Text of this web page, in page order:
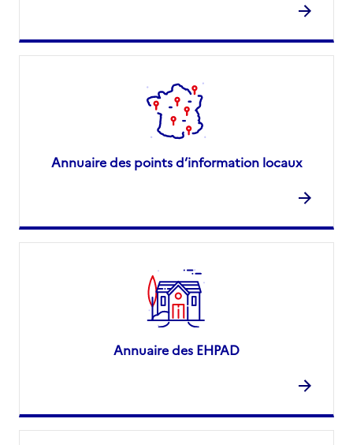
Annuaire des points d’information locaux
Annuaire des EHPAD